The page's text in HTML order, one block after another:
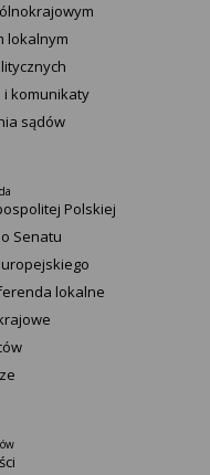
lokalnym
i komunikaty
sądów
Polskiej
Senatu
lokalne